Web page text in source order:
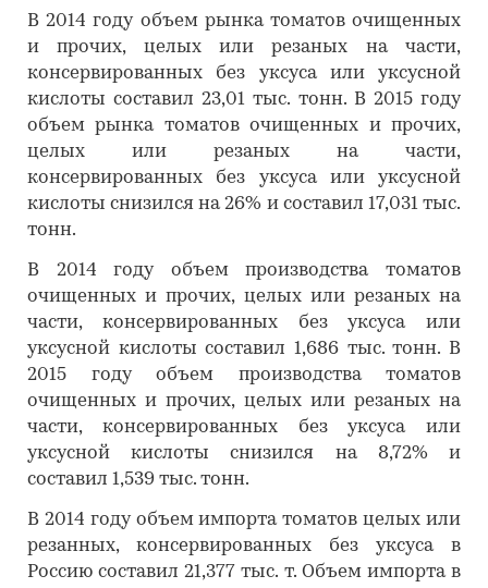
В 2014 году объем рынка томатов очищенных
и прочих, целых или резаных на части,
консервированных без уксуса или уксусной
кислоты составил 23,01 тыс. тонн. В 2015 году
объем рынка томатов очищенных и прочих,
целых или резаных на части,
консервированных без уксуса или уксусной
кислоты снизился на 26% и составил 17,031 тыс.
тонн.
В 2014 году объем производства томатов
очищенных и прочих, целых или резаных на
части, консервированных без уксуса или
уксусной кислоты составил 1,686 тыс. тонн. В
2015 году объем производства томатов
очищенных и прочих, целых или резаных на
части, консервированных без уксуса или
уксусной кислоты снизился на 8,72% и
составил 1,539 тыс. тонн.
В 2014 году объем импорта томатов целых или
резанных, консервированных без уксуса в
Россию составил 21,377 тыс. т. Объем импорта в